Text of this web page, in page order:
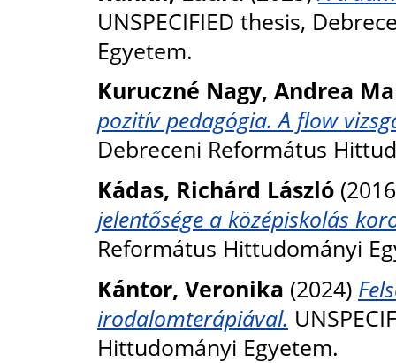
UNSPECIFIED thesis,
Egyetem.
Kuruczné Nagy, Andrea
pozitív pedagógia. A flow
Debreceni Református
Kádas, Richárd László
jelentősége a középiskolás
Református Hittudományi
Kántor, Veronika (2024)
irodalomterápiával.
Hittudományi Egyetem.